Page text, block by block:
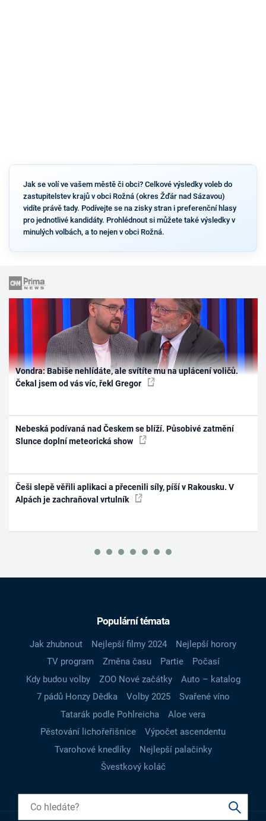
Jak se volí ve vašem městě či obci? Celkové výsledky voleb do
zastupitelstev krajů v obci Rožná (okres Žďár nad Sázavou)
vidíte právě tady. Podívejte se na zisky stran i preferenční hlasy
pro jednotlivé kandidáty. Prohlédnout si můžete také výsledky v
minulých volbách, a to nejen v obci Rožná.
Vondra: Babiše nehlídáte, ale svítíte mu na uplácení voličů.
Čekal jsem od vás víc, řekl Gregor
Nebeská podívaná nad Českem se blíží. Působivé zatmění
Slunce doplní meteorická show
Češi slepě věřili aplikaci a přecenili síly, píší v Rakousku. V
Alpách je zachraňoval vrtulník
Populární témata
Jak zhubnout Nejlepší filmy 2024
Nejlepší horory
TV program
Změna času Partie
Počasí
Kdy budou volby
ZOO Nové začátky
Auto – katalog
7 pádů Honzy Dědka
Volby 2025
Svařené víno
Tatarák podle Pohlreicha
Aloe vera
Pěstování lichořeřišnice
Výpočet ascendentu
Tvarohové knedlíky
Nejlepší palačinky
Švestkový koláč